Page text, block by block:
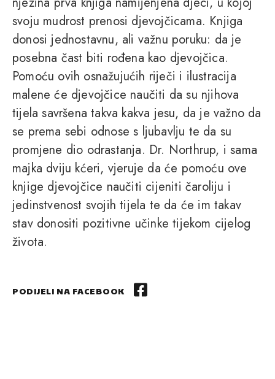
svoju mudrost prenosi djevojčicama. Knjiga
donosi jednostavnu, ali važnu poruku: da je
posebna čast biti rođena kao djevojčica.
Pomoću ovih osnažujućih riječi i ilustracija
malene će djevojčice naučiti da su njihova
tijela savršena takva kakva jesu, da je važno da
se prema sebi odnose s ljubavlju te da su
promjene dio odrastanja. Dr. Northrup, i sama
majka dviju kćeri, vjeruje da će pomoću ove
knjige djevojčice naučiti cijeniti čaroliju i
jedinstvenost svojih tijela te da će im takav
stav donositi pozitivne učinke tijekom cijelog
života.
PODIJELI NA FACEBOOK